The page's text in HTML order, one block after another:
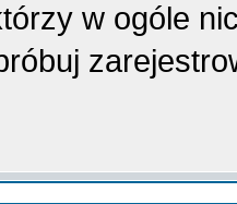
w ogóle